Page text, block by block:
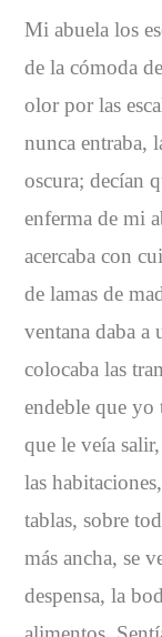
Mi abuela los
de la cómoda
olor por las
nunca entraba,
oscura; decían
enferma de mi
acercaba con
de lamas de
ventana daba
colocaba las
endeble que yo
que le veía
las
tablas, sobre
más ancha, se
despensa, la